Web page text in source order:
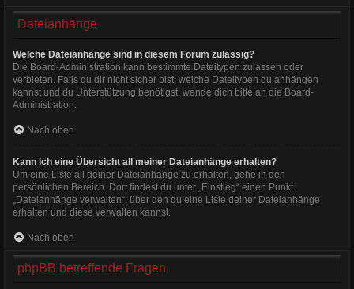
Dateianhänge
Welche Dateianhänge sind in diesem Forum zulässig?
Die Board-Administration kann bestimmte Dateitypen zulassen oder
verbieten. Falls du dir nicht sicher bist, welche Dateitypen du anhängen
kannst und du Unterstützung benötigst, wende dich bitte an die Board-
Administration.
Nach oben
Kann ich eine Übersicht all meiner Dateianhänge erhalten?
Um eine Liste all deiner Dateianhänge zu erhalten, gehe in den
persönlichen Bereich. Dort findest du unter „Einstieg“ einen Punkt
„Dateianhänge verwalten“, über den du eine Liste deiner Dateianhänge
erhalten und diese verwalten kannst.
Nach oben
phpBB betreffende Fragen